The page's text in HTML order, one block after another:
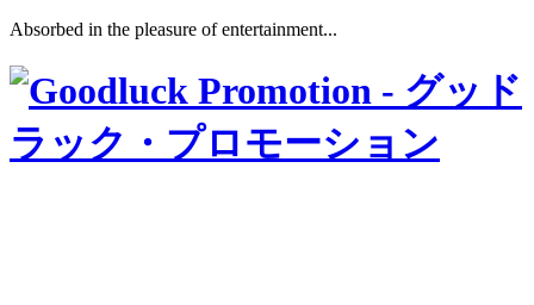
Absorbed in the pleasure of entertainment...